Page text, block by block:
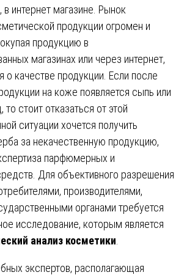
в интернет магазине. Рынок
продукции огромен и
продукцию в
магазинах или через интернет,
о качестве продукции. Если после
на коже появляется сыпь или
то стоит отказаться от этой
ситуации хочется получить
за некачественную продукцию,
парфюмерных и
Для объективного разрешения
производителями,
органами требуется
исследование, которым является
анализ косметики
экспертов, располагающая